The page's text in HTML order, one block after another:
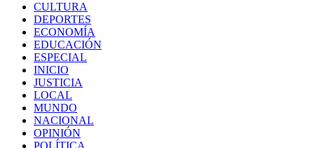
CULTURA
DEPORTES
ECONOMÍA
EDUCACIÓN
ESPECIAL
INICIO
JUSTICIA
LOCAL
MUNDO
NACIONAL
OPINIÓN